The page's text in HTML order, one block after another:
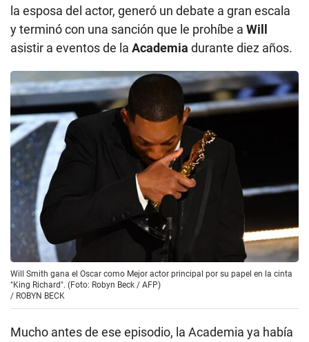
la esposa del actor, generó un debate a gran escala
y terminó con una sanción que le prohíbe a Will
asistir a eventos de la Academia durante diez años.
Will Smith gana el Oscar como Mejor actor principal por su papel en la cinta
"King Richard". (Foto: Robyn Beck / AFP)
/ ROBYN BECK
Mucho antes de ese episodio, la Academia ya había